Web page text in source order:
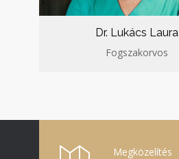
Dr. Lukács Laura
Fogszakorvos
Megközelítés